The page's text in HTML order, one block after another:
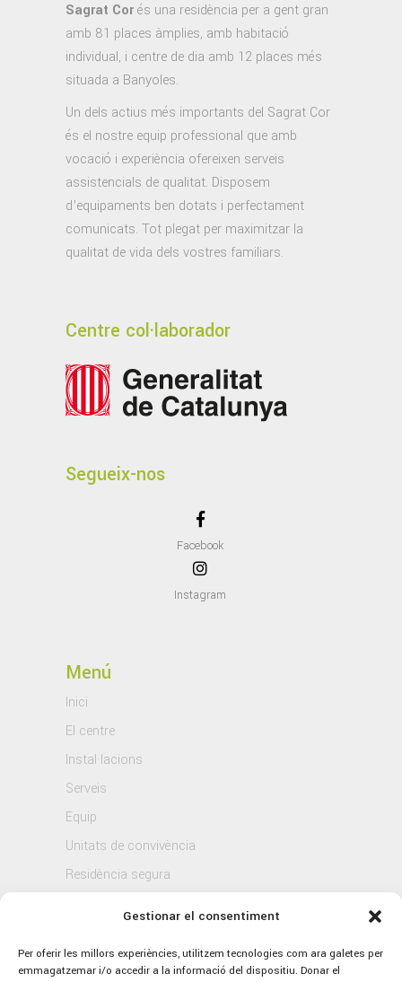
Gestionar el consentiment
Per oferir les millors experiències, utilitzem tecnologies com ara galetes per
emmagatzemar i/o accedir a la informació del dispositiu. Donar el
Sagrat Corés una residència per a gent gran
amb 81 places àmplies, amb habitació
individual, i centre de dia amb 12 places més
situada a Banyoles.
Un dels actius més importants del Sagrat Cor
és el nostre equip professional que amb
vocació i experiència ofereixen serveis
assistencials de qualitat. Disposem
d’equipaments ben dotats i perfectament
comunicats. Tot plegat per maximitzar la
qualitat de vida dels vostres familiars.
Centre col·laborador
Segueix-nos
Facebook
Instagram
Menú
Inici
El centre
Instal·lacions
Serveis
Equip
Unitats de convivència
Residència segura